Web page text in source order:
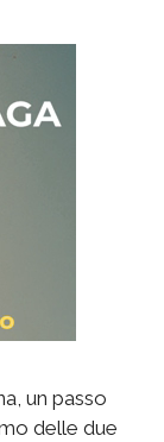
un passo
delle due